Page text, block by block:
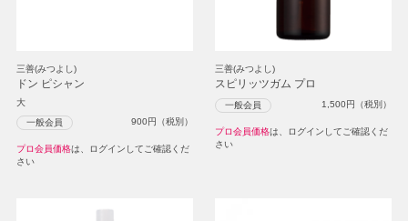
三善(みつよし)
ドン ピシャン
大
一般会員 900円（税別）
プロ会員価格は、ログインしてご確認くだ
さい
三善(みつよし)
スピリッツガム プロ
一般会員 1,500円（税別）
プロ会員価格は、ログインしてご確認くだ
さい